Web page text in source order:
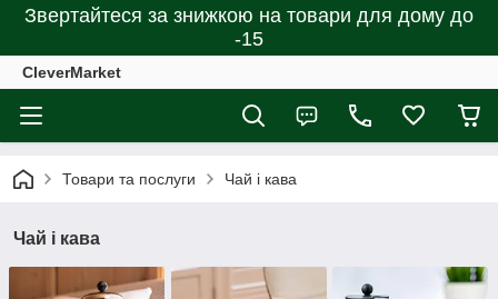
Звертайтеся за знижкою на товари для дому до
-15
CleverMarket
Товари та послуги Чай і кава
Чай і кава